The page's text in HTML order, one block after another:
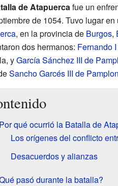
de Atapuercafue un
de 1054. Tuvo lugar
, en la provincia de Burgos,
dos hermanos: Fernando
yGarcía Sánchez III de
Sancho Garcés III de
qué ocurrió la Batalla de
Los orígenes del conflicto
Desacuerdos y alianzas
pasó durante la batalla?